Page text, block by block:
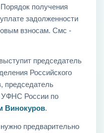
получения
задолженности
взносам. Смс -
председатель
Российского
председатель
УФНС России по
Винокуров.
предварительно